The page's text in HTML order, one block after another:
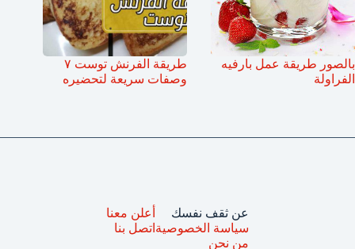
بالصور طريقة عمل بارفيه
الفراولة
طريقة الفرنش توست ٧
وصفات سريعة لتحضيره
عن ثقف نفسك
سياسة الخصوصية
من نحن
أعلن معنا
اتصل بنا